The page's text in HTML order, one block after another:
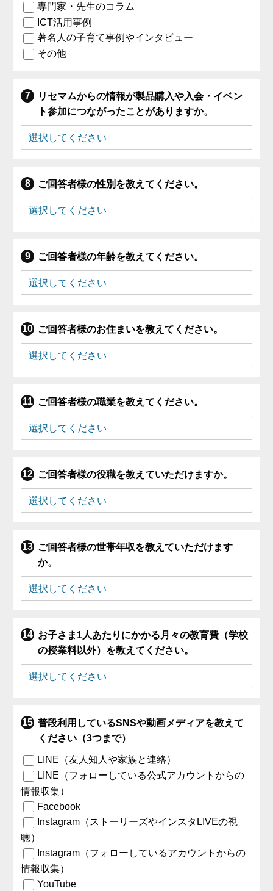
専門家・先生のコラム
ICT活用事例
著名人の子育て事例やインタビュー
その他
リセマムからの情報が製品購入や入会・イベン
ト参加につながったことがありますか。
ご回答者様の性別を教えてください。
ご回答者様の年齢を教えてください。
ご回答者様のお住まいを教えてください。
ご回答者様の職業を教えてください。
ご回答者様の役職を教えていただけますか。
ご回答者様の世帯年収を教えていただけます
か。
お子さま1人あたりにかかる月々の教育費（学校
の授業料以外）を教えてください。
普段利用しているSNSや動画メディアを教えて
ください（3つまで）
LINE（友人知人や家族と連絡）
LINE（フォローしている公式アカウントからの
情報収集）
Facebook
Instagram（ストーリーズやインスタLIVEの視
聴）
Instagram（フォローしているアカウントからの
情報収集）
YouTube